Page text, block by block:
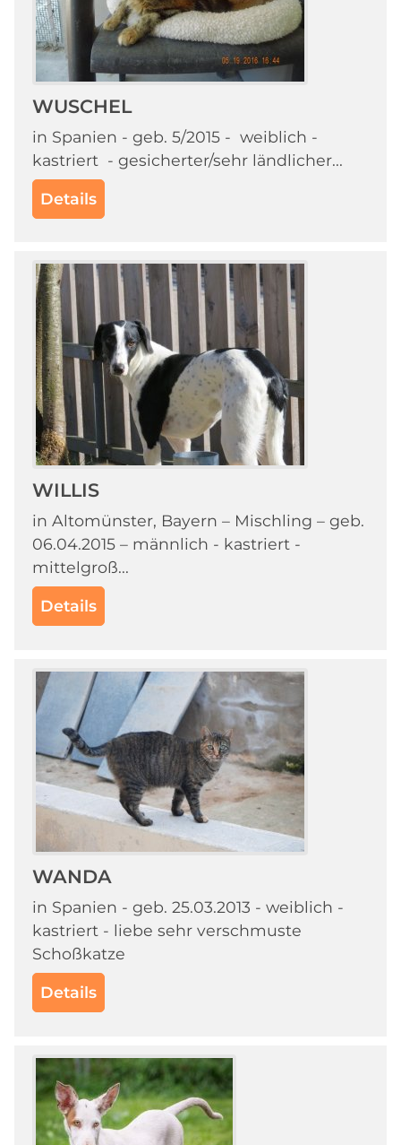
WUSCHEL
in Spanien - geb. 5/2015 - weiblich -
kastriert - gesicherter/sehr ländlicher...
Details
WILLIS
in Altomünster, Bayern – Mischling – geb.
06.04.2015 – männlich - kastriert -
mittelgroß...
Details
WANDA
in Spanien - geb. 25.03.2013 - weiblich -
kastriert - liebe sehr verschmuste
Schoßkatze
Details